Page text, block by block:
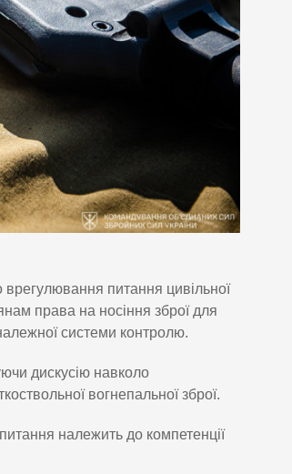
питання цивільної
права на носіння зброї для
системи контролю.
дискусію навколо
вогнепальної зброї.
належить до компетенції